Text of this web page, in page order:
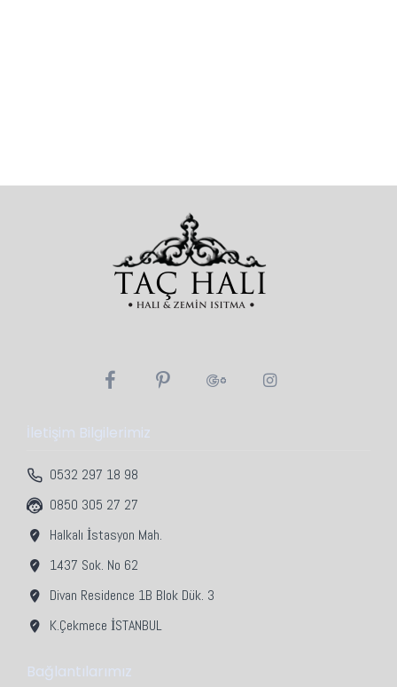
İletişim Bilgilerimiz
0532 297 18 98
0850 305 27 27
Halkalı İstasyon Mah.
1437 Sok. No 62
Divan Residence 1B Blok Dük. 3
K.Çekmece İSTANBUL
Bağlantılarımız